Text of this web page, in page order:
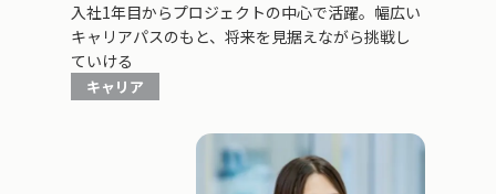
入社1年目からプロジェクトの中心で活躍。幅広い
キャリアパスのもと、将来を見据えながら挑戦し
ていける
キャリア